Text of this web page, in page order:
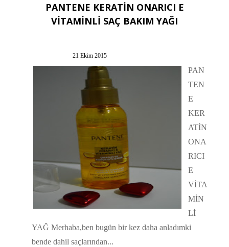
PANTENE KERATİN ONARICI E
VİTAMİNLİ SAÇ BAKIM YAĞI
21 Ekim 2015
PAN
TEN
E
KER
ATİN
ONA
RICI
E
VİTA
MİN
Lİ
YAĞ Merhaba,ben bugün bir kez daha anladımki
bende dahil saçlarından...